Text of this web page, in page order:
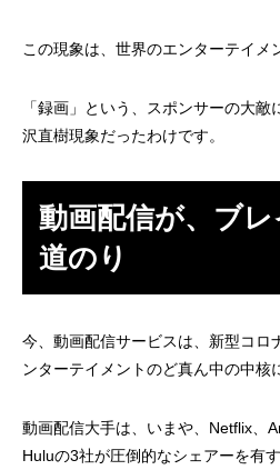
この現象は、世界のエンターテイメ
「録画」という、スポンサーの大
沢直樹現象だったわけです。
動画配信が、ブ
道のり
今、動画配信サービスは、新型コロ
ンターテイメントのど真ん中の中核
動画配信大手は、いまや、Netflix、
Huluの3社が圧倒的なシェアーを有